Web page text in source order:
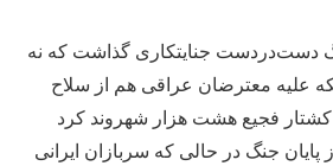
دست‌دردست جنایتکاری گذاشت که نه
علیه معترضان عراقی هم از سلاح
کشتار فجیع هشت هزار شهروند کرد
جنگ در حالی که سربازان ایرانی